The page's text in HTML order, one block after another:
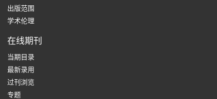
出版范围
学术伦理
在线期刊
当期目录
最新录用
过刊浏览
专题